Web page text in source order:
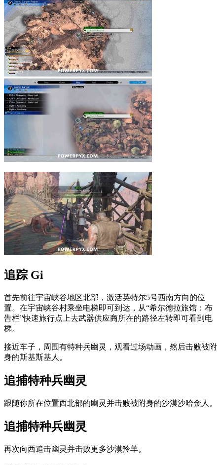
追踪 Gi
首先前往宇宙峡谷地区北部，激活英特尔5号西南方向的位
置。在宇宙峡谷村乘坐电梯即可到达，从“希尔德拉旅馆：布
告栏”快速旅行点上去武器供应商所在的路径左转即可看到电
梯。
接近车子，周围有特种兵幽灵，观看过场动画，然后击败被附
身的斯基斯基人。
追捕特种兵幽灵
跟随你所在位置西北部的幽灵并击败被附身的沙漠沙哈金人。
追捕特种兵幽灵
再次向西追击幽灵并击败更多沙漠羚羊。